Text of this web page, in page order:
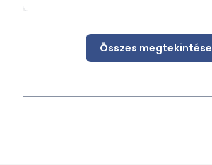
Összes megtekintése